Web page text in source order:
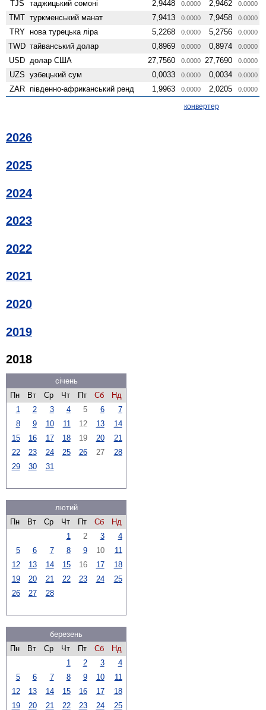
TJS таджицький сомоні 2,9448 0.0000 2,9462 0.0000
TMT туркменський манат 7,9413 0.0000 7,9458 0.0000
TRY нова турецька ліра 5,2268 0.0000 5,2756 0.0000
TWD тайванський долар 0,8969 0.0000 0,8974 0.0000
USD долар США 27,7560 0.0000 27,7690 0.0000
UZS узбецький сум 0,0033 0.0000 0,0034 0.0000
ZAR південно-африканський ренд 1,9963 0.0000 2,0205 0.0000
конвертер
2026
2025
2024
2023
2022
2021
2020
2019
2018
січень
Пн
Вт Ср Чт Пт Сб
Нд
1
2 3 4 5 6
7
8
9 10 11 12 13
14
15
16 17 18 19 20
21
22
23 24 25 26 27
28
29
30 31
лютий
Пн
Вт Ср Чт Пт Сб
Нд
1
2 3
4
5
6 7 8 9 10
11
12
13 14 15 16 17
18
19
20 21 22 23 24
25
26
27 28
березень
Пн
Вт Ср Чт Пт Сб
Нд
1
2 3
4
5
6 7 8 9 10
11
12
13 14 15 16 17
18
19
20 21 22 23 24
25